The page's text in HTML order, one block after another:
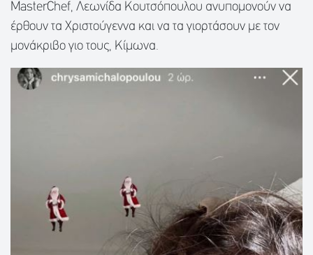
MasterChef, Λεωνίδα Κουτσόπουλου ανυπομονούν να
έρθουν τα Χριστούγεννα και να τα γιορτάσουν με τον
μονάκριβο γιο τους, Κίμωνα.